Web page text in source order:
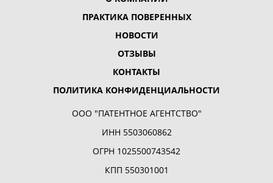
ПРАКТИКА ПОВЕРЕННЫХ
НОВОСТИ
ОТЗЫВЫ
КОНТАКТЫ
ПОЛИТИКА КОНФИДЕНЦИАЛЬНОСТИ
ООО "ПАТЕНТНОЕ АГЕНТСТВО"
ИНН 5503060862
ОГРН 1025500743542
КПП 550301001